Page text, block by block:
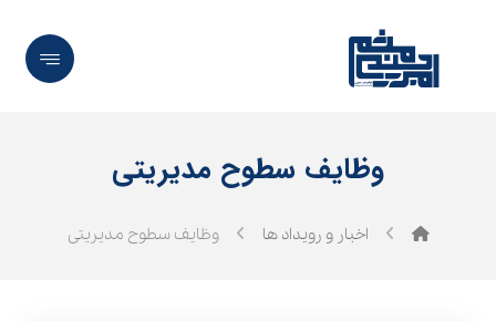
وظایف سطوح مدیریتی
اخبار و رویداد ها وظایف سطوح مدیریتی